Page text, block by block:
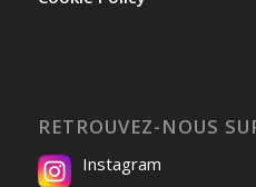
RETROUVEZ-NOUS
Instagram